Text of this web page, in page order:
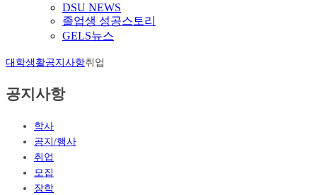
DSU NEWS
졸업생 성공스토리
GELS뉴스
대학생활공지사항취업
공지사항
학사
공지/행사
취업
모집
장학